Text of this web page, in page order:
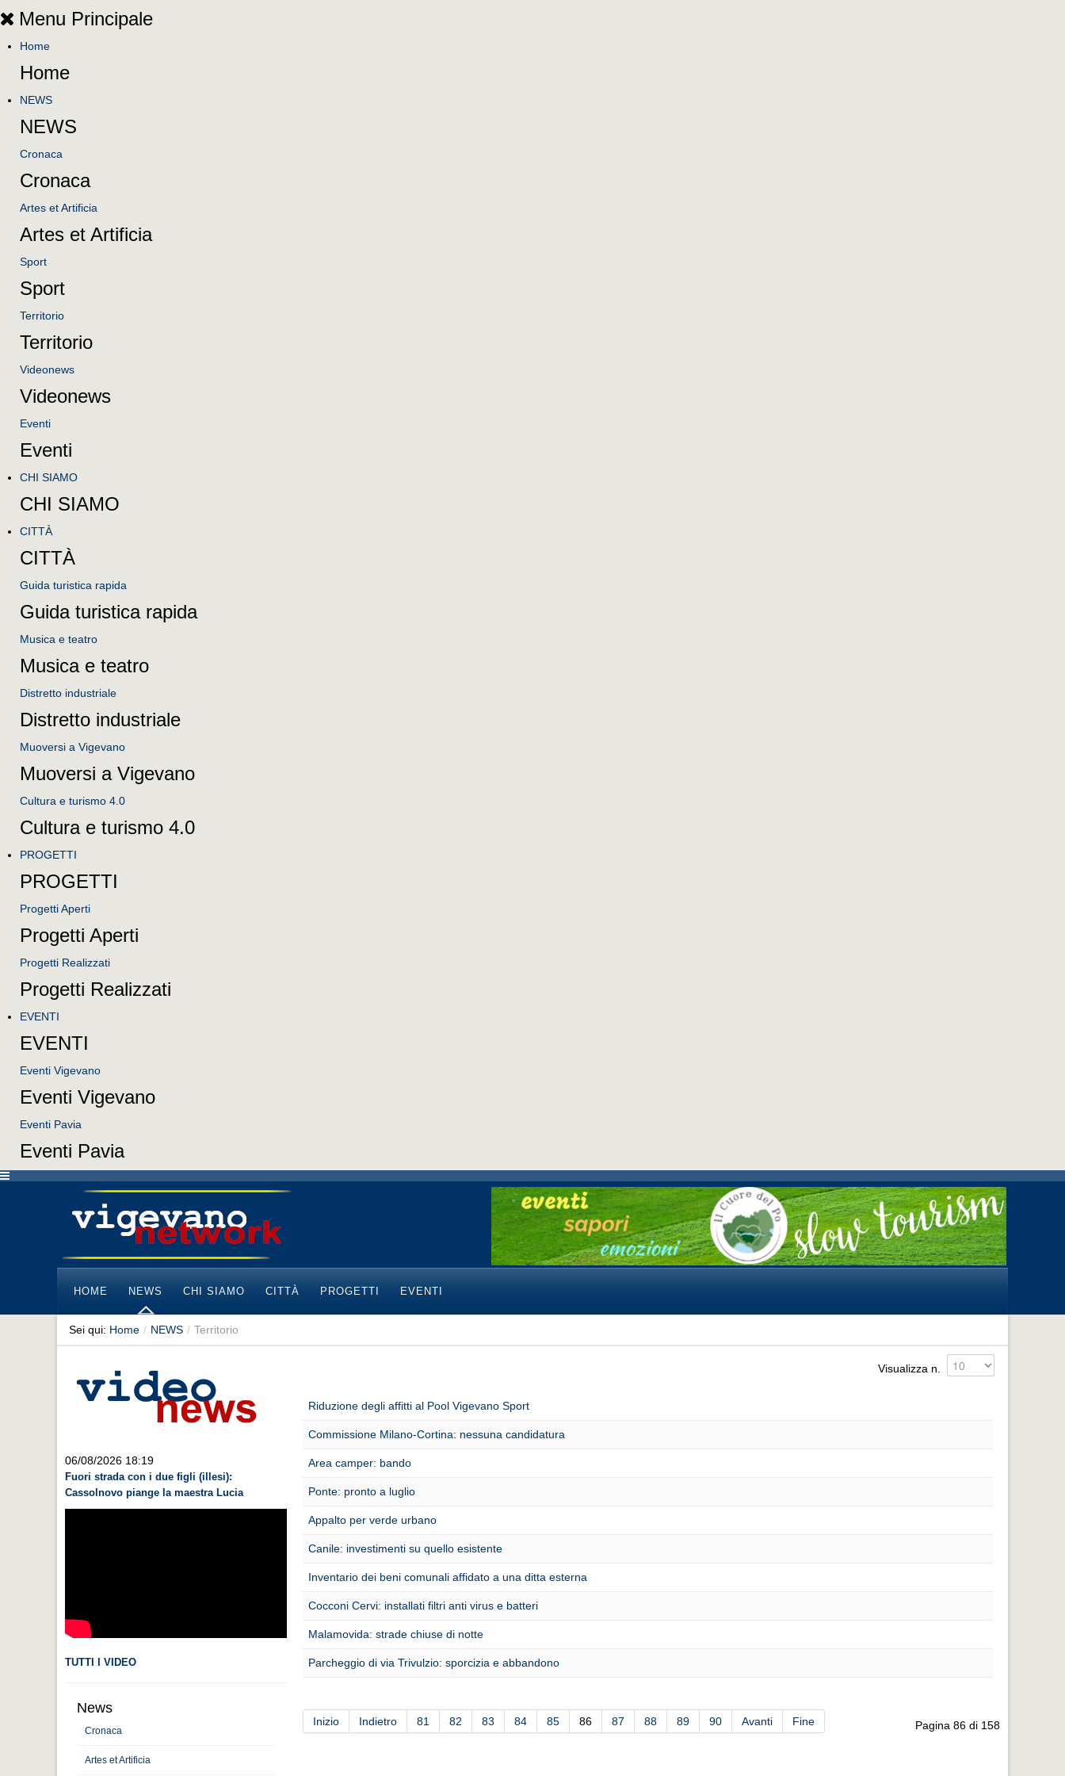
Menu Principale
Home
Home
NEWS
NEWS
Cronaca
Cronaca
Artes et Artificia
Artes et Artificia
Sport
Sport
Territorio
Territorio
Videonews
Videonews
Eventi
Eventi
CHI SIAMO
CHI SIAMO
CITTÀ
CITTÀ
Guida turistica rapida
Guida turistica rapida
Musica e teatro
Musica e teatro
Distretto industriale
Distretto industriale
Muoversi a Vigevano
Muoversi a Vigevano
Cultura e turismo 4.0
Cultura e turismo 4.0
PROGETTI
PROGETTI
Progetti Aperti
Progetti Aperti
Progetti Realizzati
Progetti Realizzati
EVENTI
EVENTI
Eventi Vigevano
Eventi Vigevano
Eventi Pavia
Eventi Pavia
HOME NEWS CHI SIAMO CITTÀ PROGETTI EVENTI
Sei qui: Home / NEWS / Territorio
06/08/2026 18:19
Fuori strada con i due figli (illesi):
Cassolnovo piange la maestra Lucia
TUTTI I VIDEO
News
Cronaca
Artes et Artificia
Visualizza n.
Riduzione degli affitti al Pool Vigevano Sport
Commissione Milano-Cortina: nessuna candidatura
Area camper: bando
Ponte: pronto a luglio
Appalto per verde urbano
Canile: investimenti su quello esistente
Inventario dei beni comunali affidato a una ditta esterna
Cocconi Cervi: installati filtri anti virus e batteri
Malamovida: strade chiuse di notte
Parcheggio di via Trivulzio: sporcizia e abbandono
Pagina 86 di 158
Inizio Indietro 81 82 83 84 85 86 87 88 89 90 Avanti Fine